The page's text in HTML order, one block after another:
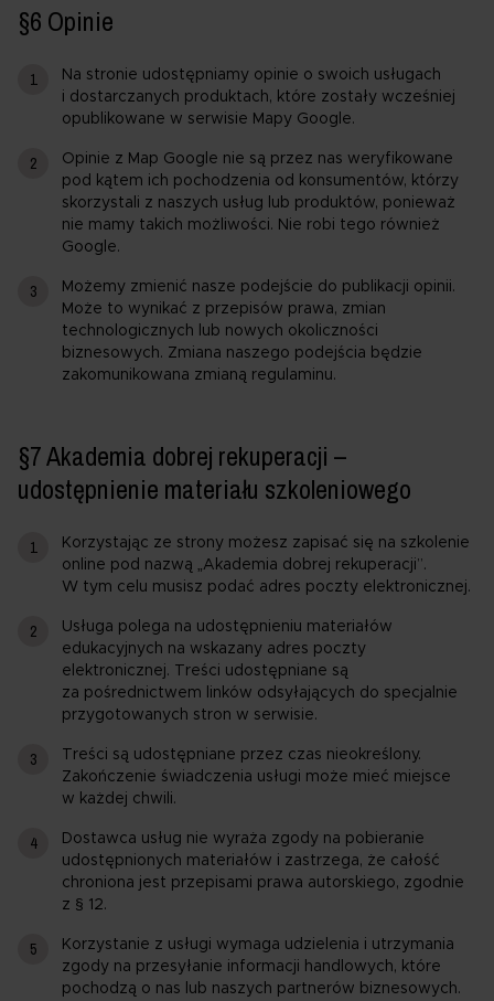
§6 Opinie
Na stronie udostępniamy opinie o swoich usługach
i dostarczanych produktach, które zostały wcześniej
opublikowane w serwisie Mapy Google.
Opinie z Map Google nie są przez nas weryfikowane
pod kątem ich pochodzenia od konsumentów, którzy
skorzystali z naszych usług lub produktów, ponieważ
nie mamy takich możliwości. Nie robi tego również
Google.
Możemy zmienić nasze podejście do publikacji opinii.
Może to wynikać z przepisów prawa, zmian
technologicznych lub nowych okoliczności
biznesowych. Zmiana naszego podejścia będzie
zakomunikowana zmianą regulaminu.
§7 Akademia dobrej rekuperacji –
udostępnienie materiału szkoleniowego
Korzystając ze strony możesz zapisać się na szkolenie
online pod nazwą „Akademia dobrej rekuperacji”.
W tym celu musisz podać adres poczty elektronicznej.
Usługa polega na udostępnieniu materiałów
edukacyjnych na wskazany adres poczty
elektronicznej. Treści udostępniane są
za pośrednictwem linków odsyłających do specjalnie
przygotowanych stron w serwisie.
Treści są udostępniane przez czas nieokreślony.
Zakończenie świadczenia usługi może mieć miejsce
w każdej chwili.
Dostawca usług nie wyraża zgody na pobieranie
udostępnionych materiałów i zastrzega, że całość
chroniona jest przepisami prawa autorskiego, zgodnie
z § 12.
Korzystanie z usługi wymaga udzielenia i utrzymania
zgody na przesyłanie informacji handlowych, które
pochodzą o nas lub naszych partnerów biznesowych.